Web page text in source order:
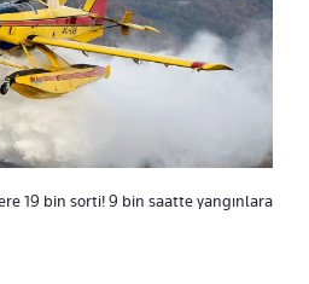
19 bin sorti! 9 bin saatte yangınlara